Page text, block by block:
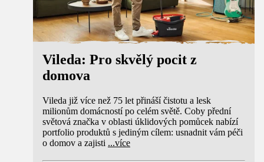
Vileda: Pro skvělý pocit z
domova
Vileda již více než 75 let přináší čistotu a lesk
milionům domácností po celém světě. Coby přední
světová značka v oblasti úklidových pomůcek nabízí
portfolio produktů s jediným cílem: usnadnit vám péči
o domov a zajisti ...více